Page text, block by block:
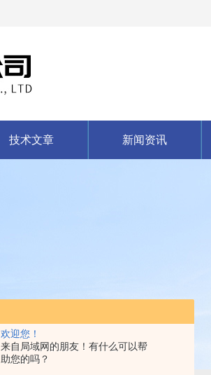
欢迎您！
来自局域网的朋友！有什么可以帮
助您的吗？
技术文章 新闻资讯